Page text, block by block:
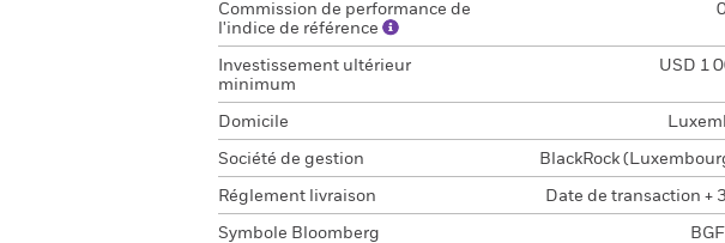
Commission de performance de
l'indice de référence
Investissement ultérieur
minimum
USD 1
Domicile
Société de gestion BlackRock
Réglement livraison Date de transaction +
Symbole Bloomberg